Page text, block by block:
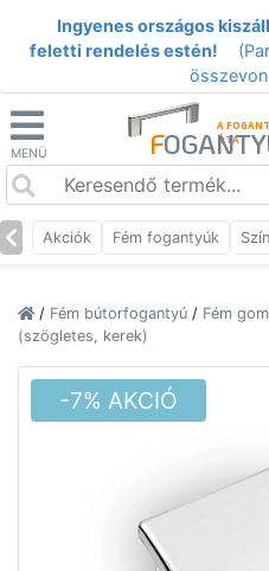
Ingyenes országos
feletti rendelés estén!
MENÜ
A
ÓTA
F
Akciók Fém fogantyúk
/ Fém bútorfogantyú / Fém
(szögletes, kerek)
-7% AKCIÓ